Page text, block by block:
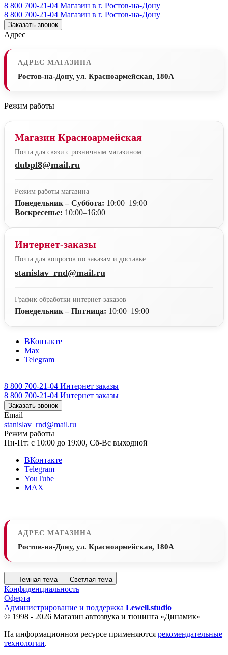
8 800 700-21-04 Магазин в г. Ростов-на-Дону
8 800 700-21-04 Магазин в г. Ростов-на-Дону
Заказать звонок
Адрес
АДРЕС МАГАЗИНА
Ростов-на-Дону, ул. Красноармейская, 180А
Режим работы
Магазин Красноармейская
Почта для связи с розничным магазином
dubpl8@mail.ru
Режим работы магазина
Понедельник – Суббота: 10:00–19:00
Воскресенье: 10:00–16:00
Интернет-заказы
Почта для вопросов по заказам и доставке
stanislav_rnd@mail.ru
График обработки интернет-заказов
Понедельник – Пятница: 10:00–19:00
ВКонтакте
Max
Telegram
8 800 700-21-04 Интернет заказы
8 800 700-21-04 Интернет заказы
Заказать звонок
Email
stanislav_rnd@mail.ru
Режим работы
Пн-Пт: с 10:00 до 19:00, Сб-Вс выходной
ВКонтакте
Telegram
YouTube
MAX
АДРЕС МАГАЗИНА
Ростов-на-Дону, ул. Красноармейская, 180А
Темная тема Светлая тема
Конфиденциальность
Оферта
Администрирование и поддержка Lewell.studio
© 1998 - 2026 Магазин автозвука и тюнинга «Динамик»
На информационном ресурсе применяются рекомендательные
технологии.